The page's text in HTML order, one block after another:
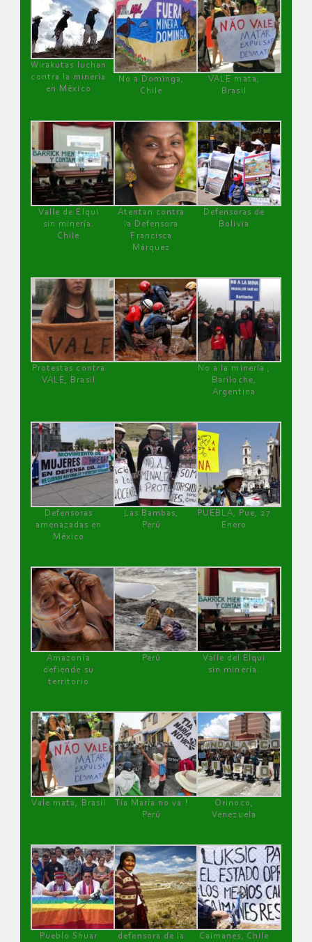
Wirakutas luchan
contra la minería
en México
No a Dominga,
Chile
VALE mata,
Brasil
Valle de Elqui
sin minería.
Chile
Atentan contra
la Defensora
Francisca
Márquez
Defensoras de
Bolivia
Protestas contra
VALE, Brasil
No a la minería ,
Bariloche,
Argentina
Defensoras
amenazadas en
México
Las Bambas,
Perú
PUEBLA, Pue, 27
Enero
Amazonía
defiende su
territorio
Perú
Valle del Elqui
sin minería.
Vale mata, Brasil
Tía María no va !
Perú
Orinoco,
Venezuela
Pueblo Shuar defensora de la Caimanes, Chile